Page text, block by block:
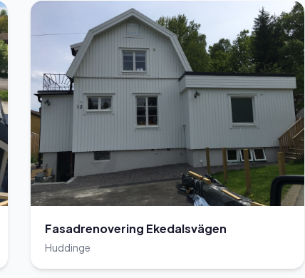
Fasadrenovering Ekedalsvägen
Huddinge